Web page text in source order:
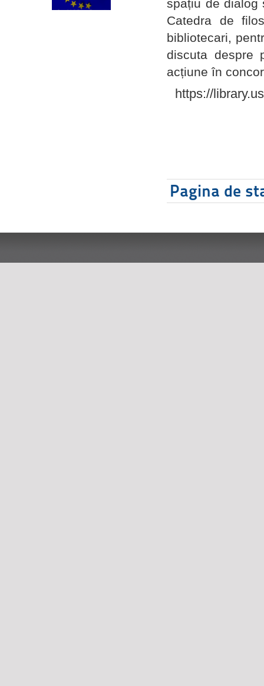
spațiu de dialog
Catedra de
bibliotecari,
discuta despre
acțiune în
https://
Pagina de